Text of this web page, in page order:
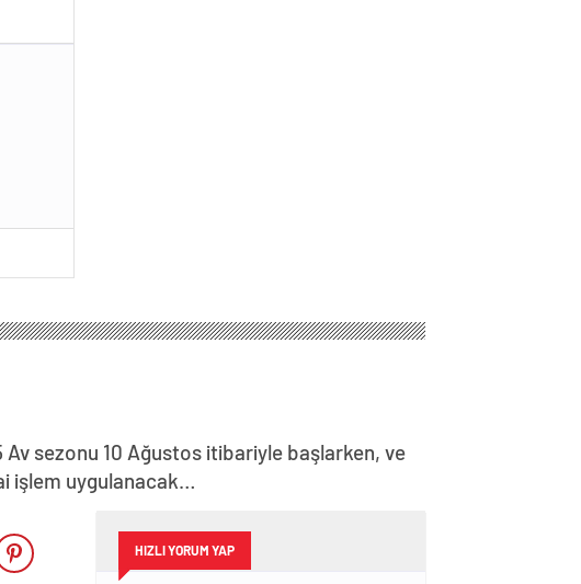
sezonu 10 Ağustos itibariyle başlarken, ve
işlem uygulanacak…
HIZLI YORUM YAP